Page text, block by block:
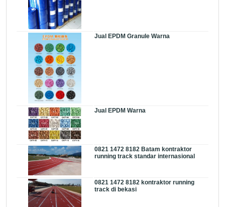
Jual EPDM Granule Warna
Jual EPDM Warna
0821 1472 8182 Batam kontraktor
running track standar internasional
0821 1472 8182 kontraktor running
track di bekasi